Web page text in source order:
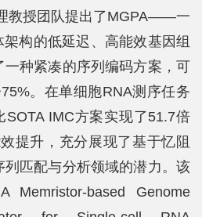
教授团队提出了MGPA——一
构的低延迟、高能效基因组
种紧凑的序列编码方案，可
。在单细胞RNA测序任务
SOTA IMC方案实现了51.7倍
提升，充分展现了基于忆阻
匹配与分析领域的潜力。该
based Genome